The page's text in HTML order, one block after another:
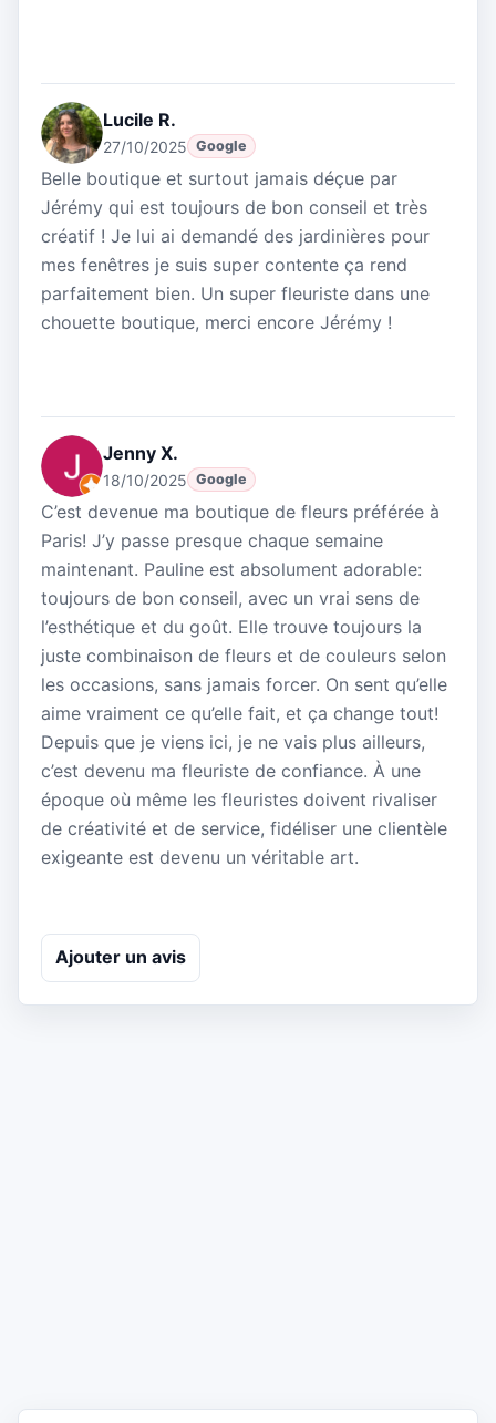
Lucile R.
27/10/2025 Google
Belle boutique et surtout jamais déçue par
Jérémy qui est toujours de bon conseil et très
créatif ! Je lui ai demandé des jardinières pour
mes fenêtres je suis super contente ça rend
parfaitement bien. Un super fleuriste dans une
chouette boutique, merci encore Jérémy !
Jenny X.
18/10/2025 Google
C’est devenue ma boutique de fleurs préférée à
Paris! J’y passe presque chaque semaine
maintenant. Pauline est absolument adorable:
toujours de bon conseil, avec un vrai sens de
l’esthétique et du goût. Elle trouve toujours la
juste combinaison de fleurs et de couleurs selon
les occasions, sans jamais forcer. On sent qu’elle
aime vraiment ce qu’elle fait, et ça change tout!
Depuis que je viens ici, je ne vais plus ailleurs,
c’est devenu ma fleuriste de confiance. À une
époque où même les fleuristes doivent rivaliser
de créativité et de service, fidéliser une clientèle
exigeante est devenu un véritable art.
Ajouter un avis